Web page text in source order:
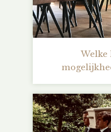
Welke